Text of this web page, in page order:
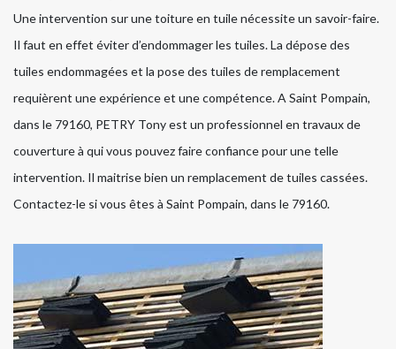
Une intervention sur une toiture en tuile nécessite un savoir-faire.
Il faut en effet éviter d’endommager les tuiles. La dépose des
tuiles endommagées et la pose des tuiles de remplacement
requièrent une expérience et une compétence. A Saint Pompain,
dans le 79160, PETRY Tony est un professionnel en travaux de
couverture à qui vous pouvez faire confiance pour une telle
intervention. Il maitrise bien un remplacement de tuiles cassées.
Contactez-le si vous êtes à Saint Pompain, dans le 79160.